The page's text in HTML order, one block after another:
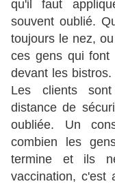
qu'il faut
souvent oublié.
toujours le nez,
ces gens qui font
devant les bistros.
Les clients
distance de
oubliée. Un
combien les
termine et ils
vaccination, c'est